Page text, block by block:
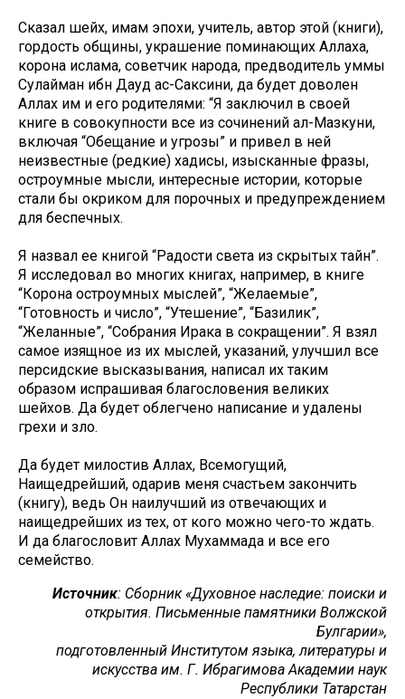
Сказал шейх, имам эпохи, учитель, автор этой (книги),
гордость общины, украшение поминающих Аллаха,
корона ислама, советчик народа, предводитель уммы
Сулайман ибн Дауд ас-Саксини, да будет доволен
Аллах им и его родителями: “Я заключил в своей
книге в совокупности все из сочинений ал-Мазкуни,
включая “Обещание и угрозы” и привел в ней
неизвестные (редкие) хадисы, изысканные фразы,
остроумные мысли, интересные истории, которые
стали бы окриком для порочных и предупреждением
для беспечных.
Я назвал ее книгой “Радости света из скрытых тайн”.
Я исследовал во многих книгах, например, в книге
“Корона остроумных мыслей”, “Желаемые”,
“Готовность и число”, “Утешение”, “Базилик”,
“Желанные”, “Собрания Ирака в сокращении”. Я взял
самое изящное из их мыслей, указаний, улучшил все
персидские высказывания, написал их таким
образом испрашивая благословения великих
шейхов. Да будет облегчено написание и удалены
грехи и зло.
Да будет милостив Аллах, Всемогущий,
Наищедрейший, одарив меня счастьем закончить
(книгу), ведь Он наилучший из отвечающих и
наищедрейших из тех, от кого можно чего-то ждать.
И да благословит Аллах Мухаммада и все его
семейство.
Источник: Сборник «Духовное наследие: поиски и
открытия. Письменные памятники Волжской
Булгарии»,
подготовленный Институтом языка, литературы и
искусства им. Г. Ибрагимова Академии наук
Республики Татарстан